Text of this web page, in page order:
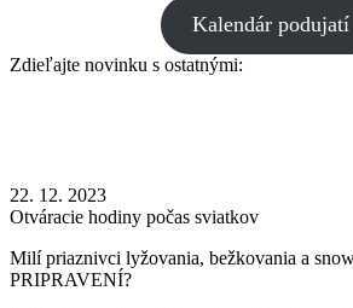
Kalendár podujatí
Zdieľajte novinku s ostatnými:
22. 12. 2023
Otváracie hodiny počas sviatkov
Milí priaznivci lyžovania, bežkovania a
PRIPRAVENÍ?